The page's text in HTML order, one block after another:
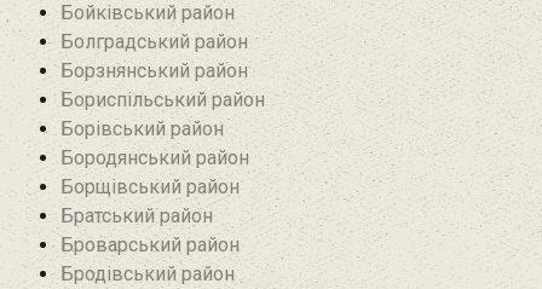
Бойківський район
Болградський район
Борзнянський район
Бориспільський район
Борівський район
Бородянський район
Борщівський район‎
Братський район‎
Броварський район
Бродівський район‎